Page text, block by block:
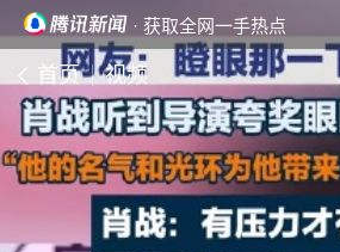
· 获取全网一手热点
首页 视频